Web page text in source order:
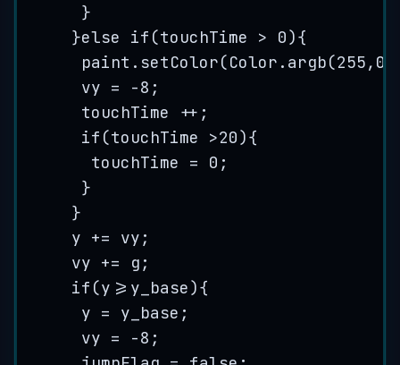
}
}else if (touchTime > 0){
paint . setColor(Color . argb(255, 0
vy = -8 ;
touchTime ++ ;
if (touchTime >20){
touchTime = 0 ;
}
}
y += vy;
vy += g;
if (y >= y_base){
y = y_base;
vy = -8 ;